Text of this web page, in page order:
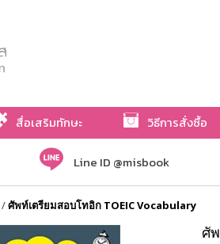
สื่อเสริมทักษะ วิธีการสั่งซื้อ
Line ID @misbook
/ศัพท์เตรียมสอบโทอิก TOEIC Vocabulary
ศั